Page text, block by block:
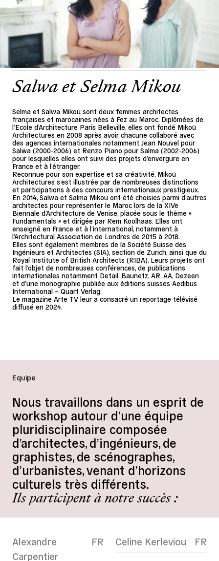
Salwa et Selma Mikou
Selma et Salwa Mikou sont deux femmes architectes
françaises et marocaines nées à Fez au Maroc. Diplômées de
l’Ecole d’Architecture Paris Belleville, elles ont fondé Mikoü
Architectures en 2008 après avoir chacune collaboré avec
des agences internationales notamment Jean Nouvel pour
Salwa (2000-2006) et Renzo Piano pour Salma (2002-2006)
pour lesquelles elles ont suivi des projets d’envergure en
France et à l’étranger.
Reconnue pour son expertise et sa créativité, Mikoü
Architectures s’est illustrée par de nombreuses distinctions
et participations à des concours internationaux prestigieux.
En 2014, Salwa et Salma Mikou ont été choisies parmi d’autres
architectes pour représenter le Maroc lors de la XIVe
Biennale d’Architecture de Venise, placée sous le thème «
Fundamentals » et dirigée par Rem Koolhaas. Elles ont
enseigné en France et à l’international, notamment à
l’Architectural Association de Londres de 2015 à 2018.
Elles sont également membres de la Société Suisse des
Ingénieurs et Architectes (SIA), section de Zurich, ainsi que du
Royal Institute of British Architects (RIBA). Leurs projets ont
fait l’objet de nombreuses conférences, de publications
internationales notamment Detail, Baunetz, AR, AA, Dezeen
et d’une monographie publiée aux éditions suisses Aedibus
International – Quart Verlag.
Le magazine Arte TV leur a consacré un reportage télévisé
diffusé en 2024.
Equipe
Nous travaillons dans un esprit de
workshop autour d’une équipe
pluridisciplinaire composée
d’architectes, d’ingénieurs, de
graphistes, de scénographes,
d’urbanistes, venant d’horizons
culturels très différents.
Ils participent à notre succès :
Alexandre
Carpentier
FR Celine Kerleviou
FR